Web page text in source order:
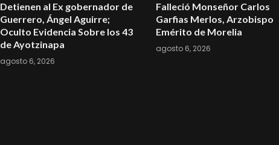
Detienen al Ex gobernador de
Guerrero, Ángel Aguirre;
Oculto Evidencia Sobre los 43
de Ayotzinapa
agosto 6, 2026
Falleció Monseñor Carlos
Garfias Merlos, Arzobispo
Emérito de Morelia
agosto 6, 2026